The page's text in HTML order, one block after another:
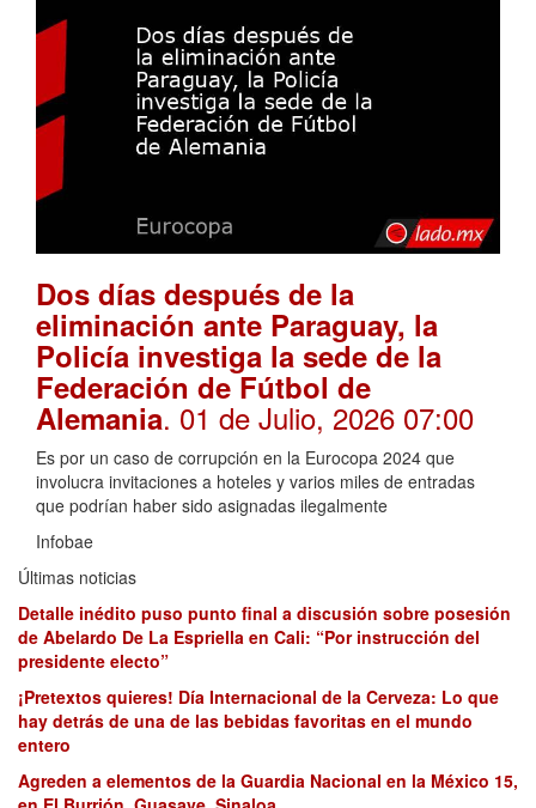
Dos días después de la
eliminación ante Paraguay, la
Policía investiga la sede de la
Federación de Fútbol de
Alemania. 01 de Julio, 2026 07:00
Es por un caso de corrupción en la Eurocopa 2024 que
involucra invitaciones a hoteles y varios miles de entradas
que podrían haber sido asignadas ilegalmente
Infobae
Últimas noticias
Detalle inédito puso punto final a discusión sobre posesión
de Abelardo De La Espriella en Cali: “Por instrucción del
presidente electo”
¡Pretextos quieres! Día Internacional de la Cerveza: Lo que
hay detrás de una de las bebidas favoritas en el mundo
entero
Agreden a elementos de la Guardia Nacional en la México 15,